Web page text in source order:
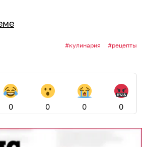
кулинария рецепты
0 0 0 0